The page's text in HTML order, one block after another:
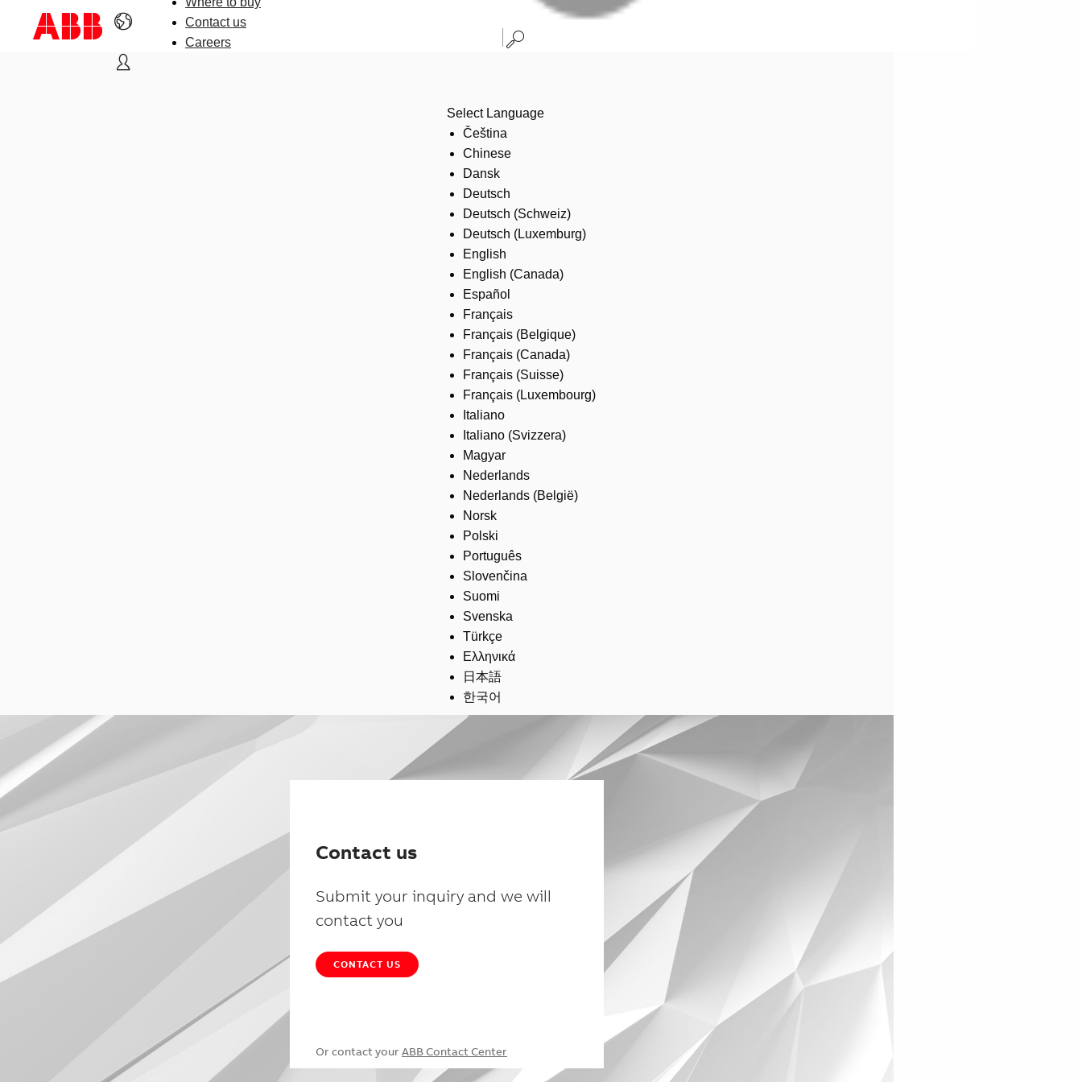
Contact us
Careers
Select Language
Čeština
Chinese
Dansk
Deutsch
Deutsch (Schweiz)
Deutsch (Luxemburg)
English
English (Canada)
Español
Français
Français (Belgique)
Français (Canada)
Français (Suisse)
Français (Luxembourg)
Italiano
Italiano (Svizzera)
Magyar
Nederlands
Nederlands (België)
Norsk
Polski
Português
Slovenčina
Suomi
Svenska
Türkçe
Ελληνικά
日本語
한국어
Contact us
Submit your inquiry and we will
contact you
CONTACT US
Or contact your ABB Contact Center